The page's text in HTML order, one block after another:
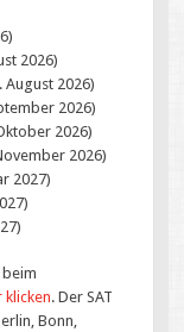
2026)
August 2026)
2026)
2026)
2026)
2027)
beim
klicken. Der SAT
Bonn,